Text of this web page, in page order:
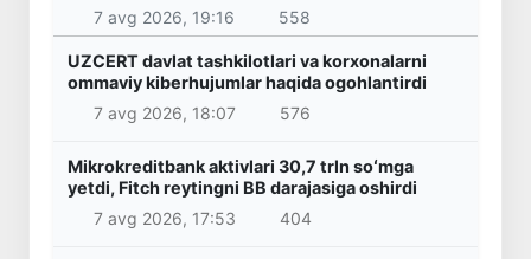
7 avg 2026, 19:16 558
UZCERT davlat tashkilotlari va korxonalarni
ommaviy kiberhujumlar haqida ogohlantirdi
7 avg 2026, 18:07
576
Mikrokreditbank aktivlari 30,7 trln soʻmga
yetdi, Fitch reytingni BB darajasiga oshirdi
7 avg 2026, 17:53
404